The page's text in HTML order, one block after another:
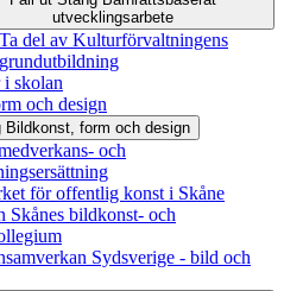
utvecklingsarbete
Ta del av Kulturförvaltningens
grundutbildning
skolan
och design
Bildkonst, form och design
och
för offentlig konst i Skåne
Skånes bildkonst- och
Sydsverige - bild och